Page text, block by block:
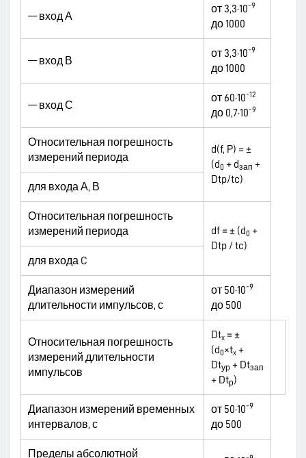
— вход А
от 3,3·10-9
до 1000
— вход В
от 3,3·10-9
до 1000
— вход С
от 60·10-12
до 0,7·10-9
Относительная погрешность
измерений периода
d(f, P) = ±
(d0 + dзап +
Dtp/tc)
для входа А, В
Относительная погрешность
измерений периода
df = ± (d0 +
Dtp / tc)
для входа C
Диапазон измерений
длительности импульсов, с
от 50·10-9
до 500
Относительная погрешность
измерений длительности
импульсов
Dtx = ±
(d0×tx +
Dtур + Dtзап
+ Dtр)
Диапазон измерений временных
интервалов, с
от 50·10-9
до 500
Пределы абсолютной